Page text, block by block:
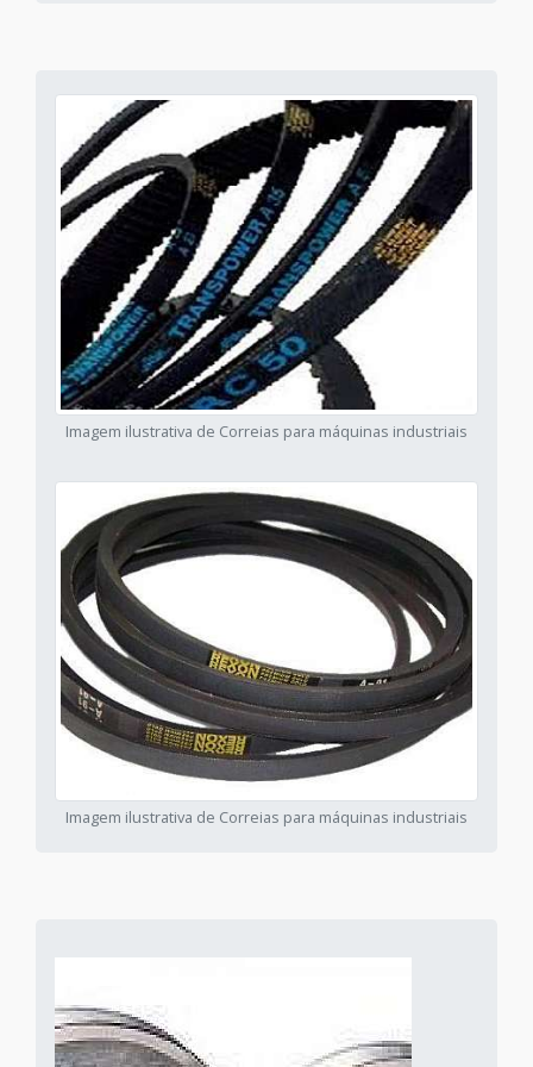
Imagem ilustrativa de Correias para máquinas industriais
Imagem ilustrativa de Correias para máquinas industriais